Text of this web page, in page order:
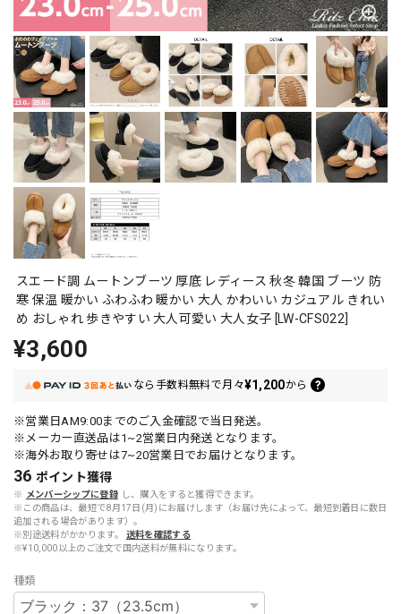
スエード調 ムートンブーツ 厚底 レディース 秋冬 韓国 ブーツ 防
寒 保温 暖かい ふわふわ 暖かい 大人 かわいい カジュアル きれい
め おしゃれ 歩きやすい 大人可愛い 大人女子 [LW-CFS022]
¥3,600
なら 手数料無料で月々¥1,200から
※営業日AM9:00までのご入金確認で当日発送。
※メーカー直送品は1~2営業日内発送となります。
※海外お取り寄せは7~20営業日でお届けとなります。
36 ポイント獲得
※ メンバーシップに登録 し、購入をすると獲得できます。
※この商品は、最短で8月17日(月)にお届けします（お届け先によって、最短到着日に数日
追加される場合があります）。
※別途送料がかかります。
送料を確認する
※¥10,000以上のご注文で国内送料が無料になります。
種類